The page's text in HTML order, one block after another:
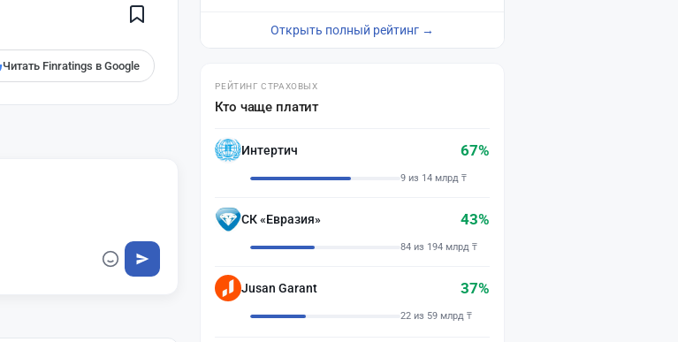
Читать Finratings в Google
Открыть полный рейтинг →
РЕЙТИНГ СТРАХОВЫХ
Кто чаще платит
Интертич 67%
9 из 14 млрд ₸
СК «Евразия» 43%
84 из 194 млрд ₸
Jusan Garant 37%
22 из 59 млрд ₸